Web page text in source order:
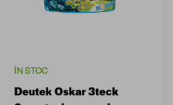
ÎN STOC
Deutek Oskar 3teck